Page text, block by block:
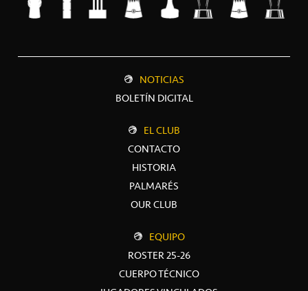
NOTICIAS
BOLETÍN DIGITAL
EL CLUB
CONTACTO
HISTORIA
PALMARÉS
OUR CLUB
EQUIPO
ROSTER 25-26
CUERPO TÉCNICO